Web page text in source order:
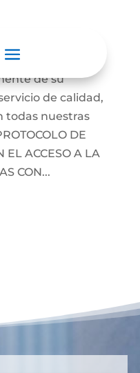
que cada
de su
de calidad,
todas nuestras
DE
EL ACCESO A LA
CON...